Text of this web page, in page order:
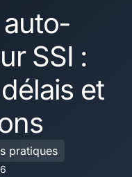
SSI :
et
pratiques